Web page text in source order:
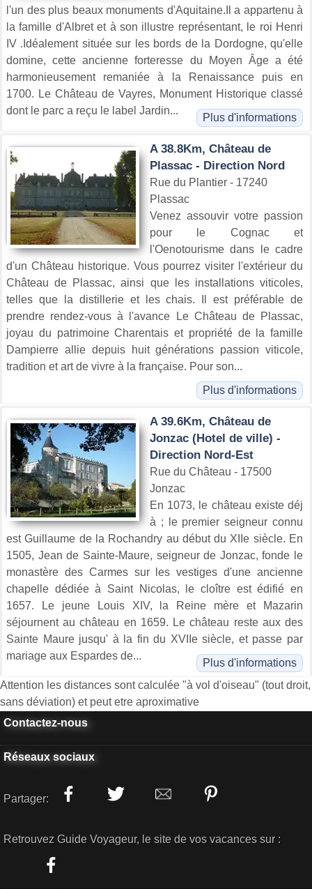
l'un des plus beaux monuments d'Aquitaine.Il a appartenu à
la famille d'Albret et à son illustre représentant, le roi Henri
IV .Idéalement située sur les bords de la Dordogne, qu'elle
domine, cette ancienne forteresse du Moyen Âge a été
harmonieusement remaniée à la Renaissance puis en
1700. Le Château de Vayres, Monument Historique classé
dont le parc a reçu le label Jardin...
Plus d'informations
A 38.8Km, Château de
Plassac - Direction Nord
Rue du Plantier - 17240
Plassac
Venez assouvir votre passion
pour le Cognac et
l'Oenotourisme dans le cadre
d'un Château historique. Vous pourrez visiter l'extérieur du
Château de Plassac, ainsi que les installations viticoles,
telles que la distillerie et les chais. Il est préférable de
prendre rendez-vous à l'avance Le Château de Plassac,
joyau du patrimoine Charentais et propriété de la famille
Dampierre allie depuis huit générations passion viticole,
tradition et art de vivre à la française. Pour son...
Plus d'informations
A 39.6Km, Château de
Jonzac (Hotel de ville) -
Direction Nord-Est
Rue du Château - 17500
Jonzac
En 1073, le château existe déj
à ; le premier seigneur connu
est Guillaume de la Rochandry au début du XIIe siècle. En
1505, Jean de Sainte-Maure, seigneur de Jonzac, fonde le
monastère des Carmes sur les vestiges d'une ancienne
chapelle dédiée à Saint Nicolas, le cloître est édifié en
1657. Le jeune Louis XIV, la Reine mère et Mazarin
séjournent au château en 1659. Le château reste aux des
Sainte Maure jusqu' à la fin du XVIIe siècle, et passe par
mariage aux Espardes de...
Plus d'informations
Attention les distances sont calculée "à vol d'oiseau" (tout droit,
sans déviation) et peut etre aproximative
Contactez-nous
Réseaux sociaux
Partager:
Retrouvez Guide Voyageur, le site de vos vacances sur :